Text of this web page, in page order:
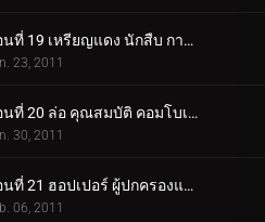
ตอนที่ 19 เหรียญแดง นักสืบ การทรยศ
23, 2011
ตอนที่ 20 ล่อ คุณสมบัติ คอมโบเพลิง
30, 2011
ตอนที่ 21 ฮอปเปอร์ ผู้ปกครองและเด็ก ฮีโร่
06, 2011